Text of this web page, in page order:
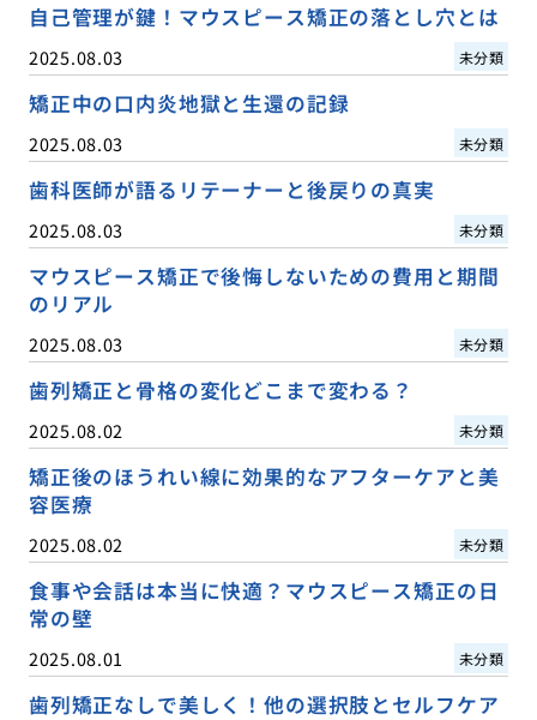
自己管理が鍵！マウスピース矯正の落とし穴とは
2025.08.03 未分類
矯正中の口内炎地獄と生還の記録
2025.08.03 未分類
歯科医師が語るリテーナーと後戻りの真実
2025.08.03 未分類
マウスピース矯正で後悔しないための費用と期間
のリアル
2025.08.03 未分類
歯列矯正と骨格の変化どこまで変わる？
2025.08.02 未分類
矯正後のほうれい線に効果的なアフターケアと美
容医療
2025.08.02 未分類
食事や会話は本当に快適？マウスピース矯正の日
常の壁
2025.08.01 未分類
歯列矯正なしで美しく！他の選択肢とセルフケア